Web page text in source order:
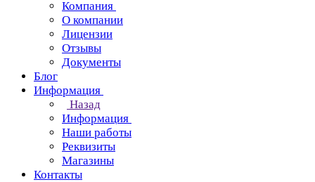
Компания
О компании
Лицензии
Отзывы
Документы
Блог
Информация
Назад
Информация
Наши работы
Реквизиты
Магазины
Контакты